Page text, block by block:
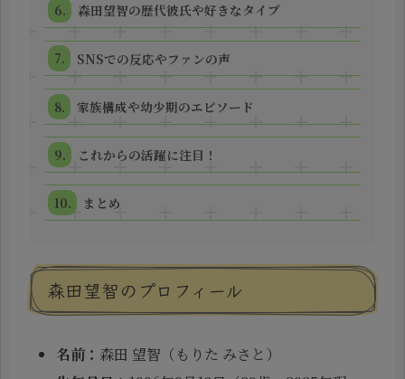
森田望智の歴代彼氏や好きなタイプ
SNSでの反応やファンの声
家族構成や幼少期のエピソード
これからの活躍に注目！
まとめ
森田望智のプロフィール
名前： 森田 望智（もりた みさと）